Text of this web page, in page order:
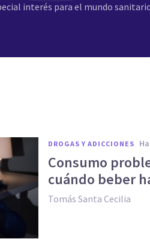
interés para el mundo
DROGAS Y ADICCIONES
Consumo
cuándo beber
Tomás Santa Cecilia